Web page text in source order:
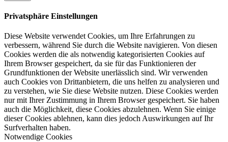
Privatsphäre Einstellungen
Diese Website verwendet Cookies, um Ihre Erfahrungen zu
verbessern, während Sie durch die Website navigieren. Von diesen
Cookies werden die als notwendig kategorisierten Cookies auf
Ihrem Browser gespeichert, da sie für das Funktionieren der
Grundfunktionen der Website unerlässlich sind. Wir verwenden
auch Cookies von Drittanbietern, die uns helfen zu analysieren und
zu verstehen, wie Sie diese Website nutzen. Diese Cookies werden
nur mit Ihrer Zustimmung in Ihrem Browser gespeichert. Sie haben
auch die Möglichkeit, diese Cookies abzulehnen. Wenn Sie einige
dieser Cookies ablehnen, kann dies jedoch Auswirkungen auf Ihr
Surfverhalten haben.
Notwendige Cookies